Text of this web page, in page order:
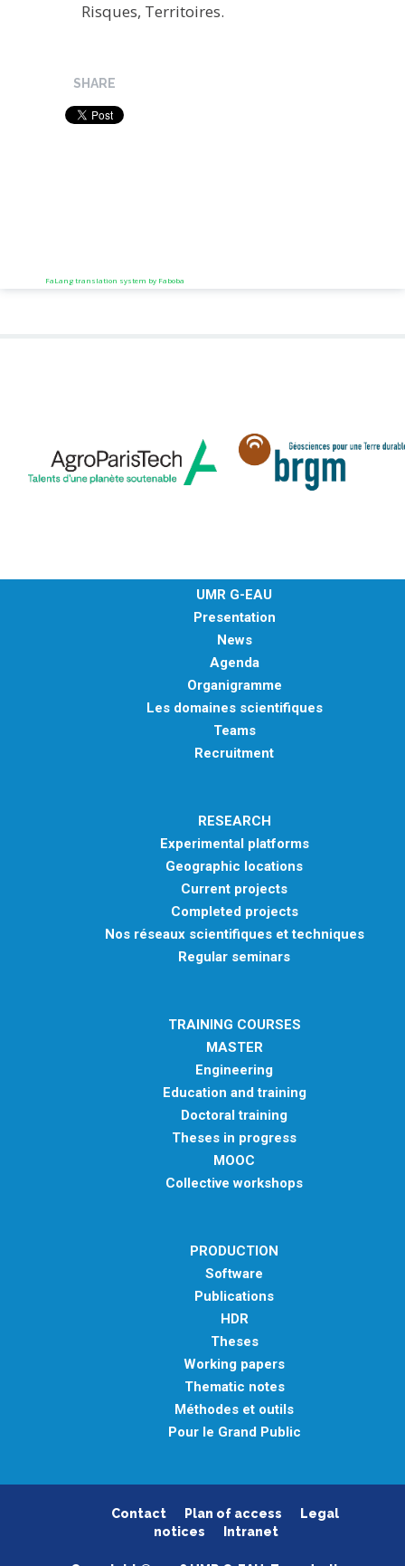
Risques, Territoires.
SHARE
FaLang translation system by Faboba
UMR G-EAU
Presentation
News
Agenda
Organigramme
Les domaines scientifiques
Teams
Recruitment
RESEARCH
Experimental platforms
Geographic locations
Current projects
Completed projects
Nos réseaux scientifiques et techniques
Regular seminars
TRAINING COURSES
MASTER
Engineering
Education and training
Doctoral training
Theses in progress
MOOC
Collective workshops
PRODUCTION
Software
Publications
HDR
Theses
Working papers
Thematic notes
Méthodes et outils
Pour le Grand Public
Contact Plan of access
Legal
notices
Intranet